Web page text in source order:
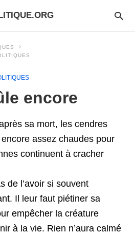
encore
sa mort, les cendres
assez chaudes pour
continuent à cracher
de l’avoir si souvent
Il leur faut piétiner sa
empêcher la créature
à la vie. Rien n’aura calmé